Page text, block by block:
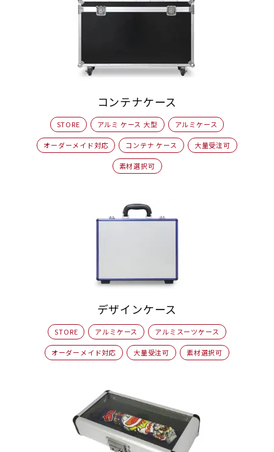
コンテナケース
STORE アルミ ケース 大型 アルミケース
オーダーメイド対応 コンテナ ケース 大量受注可
素材選択可
デザインケース
STORE アルミケース アルミスーツケース
オーダーメイド対応 大量受注可 素材選択可